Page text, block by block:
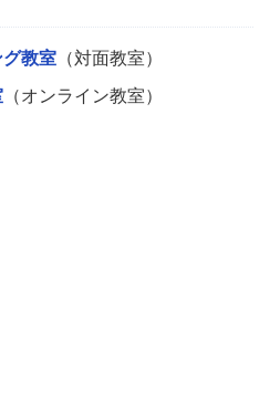
教室 （対面教室）
（オンライン教室）